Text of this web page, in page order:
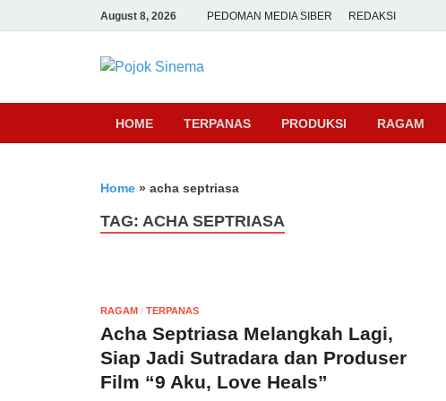
August 8, 2026 PEDOMAN MEDIA SIBER REDAKSI
Pojok Sinema
HOME TERPANAS PRODUKSI RAGAM
Home » acha septriasa
TAG: ACHA SEPTRIASA
RAGAM / TERPANAS
Acha Septriasa Melangkah Lagi,
Siap Jadi Sutradara dan Produser
Film “9 Aku, Love Heals”